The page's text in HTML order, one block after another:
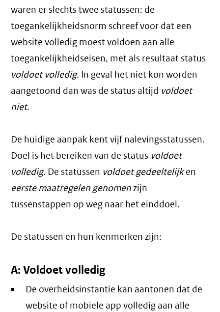
waren er slechts twee statussen: de
toegankelijkheidsnorm schreef voor dat een
website volledig moest voldoen aan alle
toegankelijkheidseisen, met als resultaat status
voldoet volledig. In geval het niet kon worden
aangetoond dan was de status altijd voldoet
niet.
De huidige aanpak kent vijf nalevingsstatussen.
Doel is het bereiken van de status voldoet
volledig. De statussen voldoet gedeeltelijken
eerste maatregelen genomenzijn
tussenstappen op weg naar het einddoel.
De statussen en hun kenmerken zijn:
A: Voldoet volledig
De overheidsinstantie kan aantonen dat de
website of mobiele app volledig aan alle